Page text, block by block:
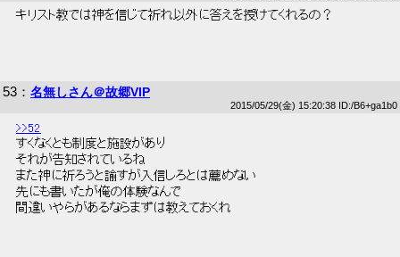
キリスト教では神を信じて祈れ以外に答えを授けてくれるの？
53 ： 名無しさん＠故郷VIP
2015/05/29(金) 15:20:38 ID:/B6+ga1b0
>>52
すくなくとも制度と施設があり
それが告知されているね
また神に祈ろうと諭すが入信しろとは薦めない
先にも書いたが俺の体験なんで
間違いやらがあるならまずは教えておくれ